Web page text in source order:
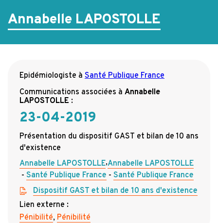
Annabelle LAPOSTOLLE
Epidémiologiste à Santé Publique France
Communications associées à Annabelle
LAPOSTOLLE :
23-04-2019
Présentation du dispositif GAST et bilan de 10 ans
d'existence
Annabelle LAPOSTOLLE,Annabelle LAPOSTOLLE
Santé Publique France
Santé Publique France
Dispositif GAST et bilan de 10 ans d'existence
Lien externe :
Pénibilité, Pénibilité